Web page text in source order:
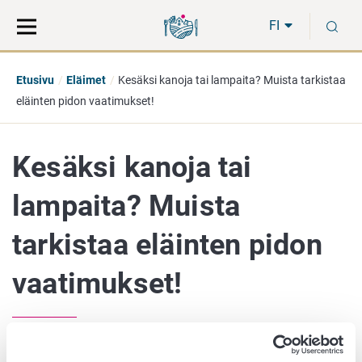
suoraan
sisältöön
koko
sivuston
FI
Etusivu Eläimet
Kesäksi kanoja tai lampaita? Muista tarkistaa
eläinten pidon vaatimukset!
Kesäksi kanoja tai
lampaita? Muista
tarkistaa eläinten pidon
vaatimukset!